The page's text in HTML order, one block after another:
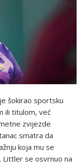
šokirao sportsku
ili titulom, već
zvijezde
smatra da
koja mu se
Littler se osvrnuo na